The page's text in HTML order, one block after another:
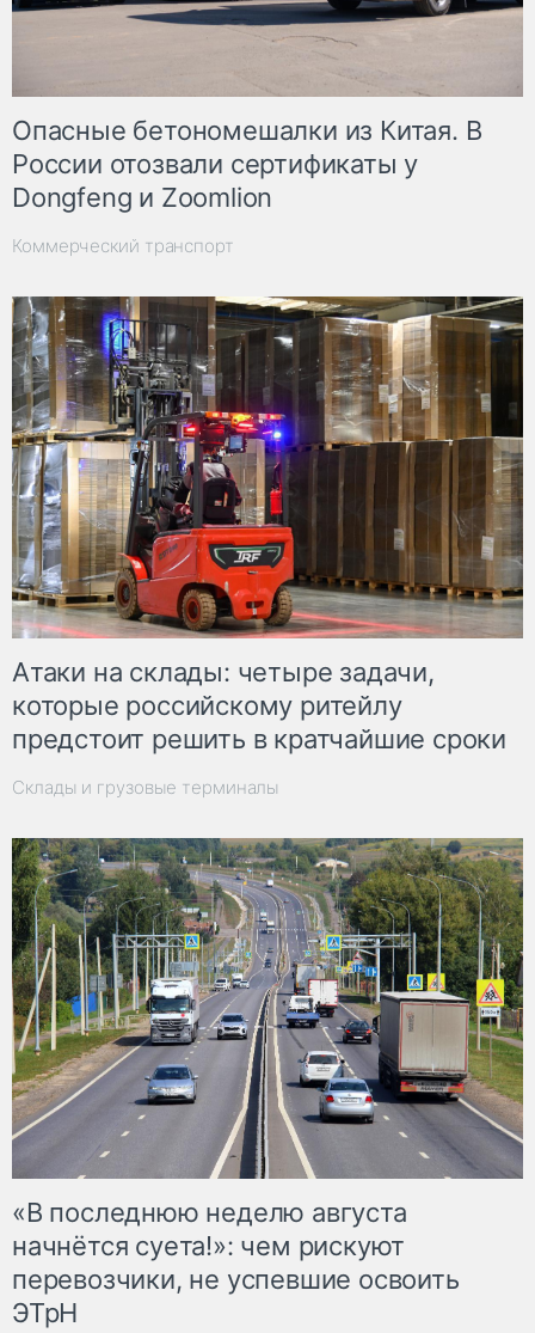
Опасные бетономешалки из Китая. В
России отозвали сертификаты у
Dongfeng и Zoomlion
Коммерческий транспорт
Атаки на склады: четыре задачи,
которые российскому ритейлу
предстоит решить в кратчайшие сроки
Склады и грузовые терминалы
«В последнюю неделю августа
начнётся суета!»: чем рискуют
перевозчики, не успевшие освоить
ЭТрН